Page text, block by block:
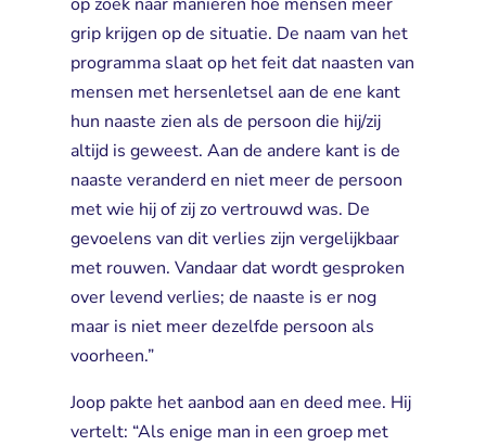
grip krijgen op de situatie. De naam van het
programma slaat op het feit dat naasten van
mensen met hersenletsel aan de ene kant
hun naaste zien als de persoon die hij/zij
altijd is geweest. Aan de andere kant is de
naaste veranderd en niet meer de persoon
met wie hij of zij zo vertrouwd was. De
gevoelens van dit verlies zijn vergelijkbaar
met rouwen. Vandaar dat wordt gesproken
over levend verlies; de naaste is er nog
maar is niet meer dezelfde persoon als
voorheen.”
Joop pakte het aanbod aan en deed mee. Hij
vertelt: “Als enige man in een groep met